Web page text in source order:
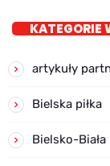
KATEGORIE
artykuły
Bielska piłka
Bielsko-Biała